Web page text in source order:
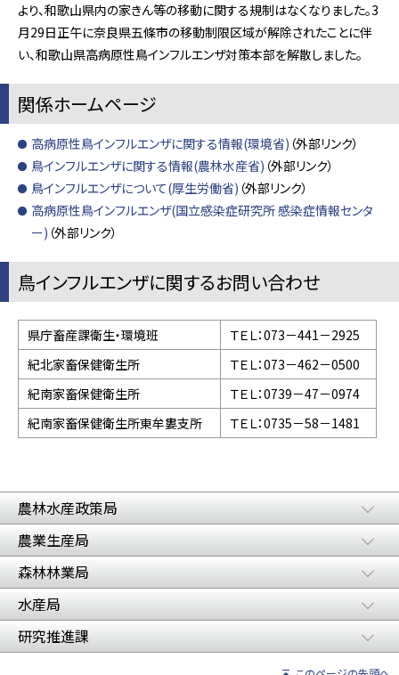
より、和歌山県内の家きん等の移動に関する規制はなくなりました。3
月29日正午に奈良県五條市の移動制限区域が解除されたことに伴
い、和歌山県高病原性鳥インフルエンザ対策本部を解散しました。
関係ホームページ
高病原性鳥インフルエンザに関する情報(環境省) （外部リンク）
鳥インフルエンザに関する情報(農林水産省) （外部リンク）
鳥インフルエンザについて(厚生労働省) （外部リンク）
高病原性鳥インフルエンザ(国立感染症研究所 感染症情報センタ
ー) （外部リンク）
鳥インフルエンザに関するお問い合わせ
県庁畜産課衛生・環境班
ＴＥＬ：073－441－2925
紀北家畜保健衛生所
ＴＥＬ：073－462－0500
紀南家畜保健衛生所
ＴＥＬ：0739－47－0974
紀南家畜保健衛生所東牟婁支所
ＴＥＬ：0735－58－1481
農林水産政策局
農業生産局
森林林業局
水産局
研究推進課